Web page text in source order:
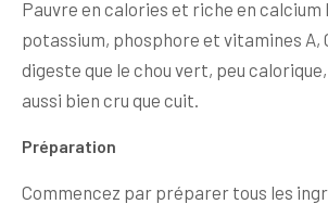
Pauvre en calories et riche en calcium
potassium, phosphore et vitamines A,
digeste que le chou vert, peu
aussi bien cru que cuit.
Préparation
Commencez par préparer tous les